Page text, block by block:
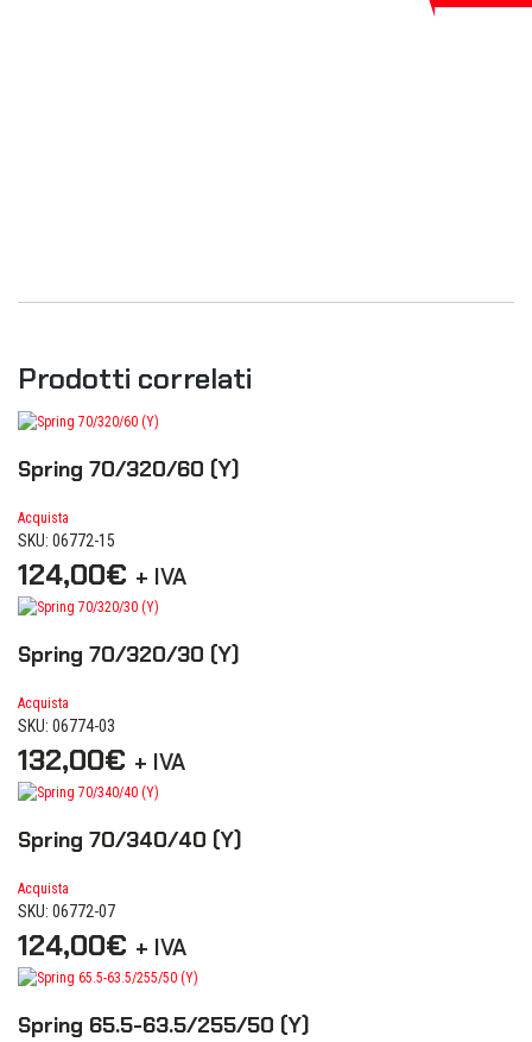
Prodotti correlati
Spring 70/320/60 (Y)
Acquista
SKU: 06772-15
124,00€ + IVA
Spring 70/320/30 (Y)
Acquista
SKU: 06774-03
132,00€ + IVA
Spring 70/340/40 (Y)
Acquista
SKU: 06772-07
124,00€ + IVA
Spring 65.5-63.5/255/50 (Y)